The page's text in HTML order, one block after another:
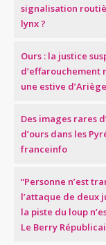
signalisation
lynx ?
Ours : la justice
d’effarouchement
une estive d’Ariège
Des images rares
d’ours dans les
franceinfo
“Personne n’est
l’attaque de deux
la piste du loup
Le Berry